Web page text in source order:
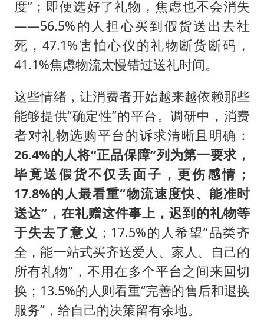
度”；即便选好了礼物，焦虑也不会消失
——56.5%的人担心买到假货送出去社
死，47.1%害怕心仪的礼物断货断码，
41.1%焦虑物流太慢错过送礼时间。
这些情绪，让消费者开始越来越依赖那些
能够提供“确定性”的平台。调研中，消费
者对礼物选购平台的诉求清晰且明确：
26.4%的人将“正品保障”列为第一要求，
毕竟送假货不仅丢面子，更伤感情；
17.8%的人最看重“物流速度快、能准时
送达”，在礼赠这件事上，迟到的礼物等
于失去了意义 ；17.5%的人希望“品类齐
全，能一站式买齐送爱人、家人、自己的
所有礼物”，不用在多个平台之间来回切
换；13.5%的人则看重“完善的售后和退换
服务”，给自己的决策留有余地。